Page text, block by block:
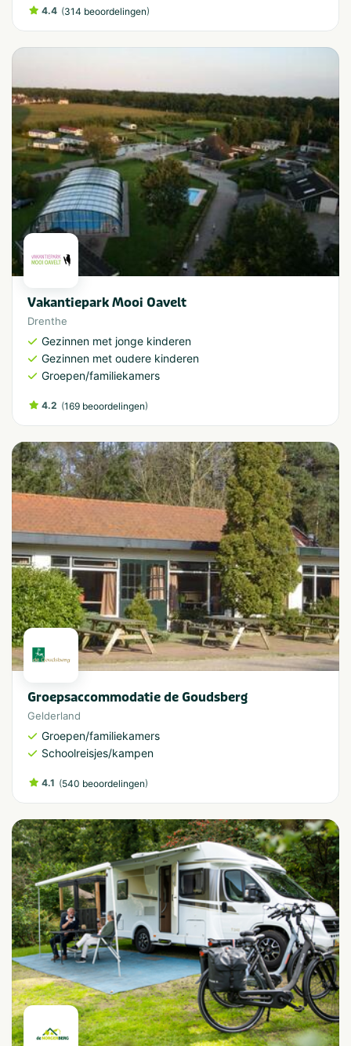
4.4 (314 beoordelingen)
Vakantiepark Mooi Oavelt
Drenthe
Gezinnen met jonge kinderen
Gezinnen met oudere kinderen
Groepen/familiekamers
4.2 (169 beoordelingen)
Groepsaccommodatie de Goudsberg
Gelderland
Groepen/familiekamers
Schoolreisjes/kampen
4.1 (540 beoordelingen)